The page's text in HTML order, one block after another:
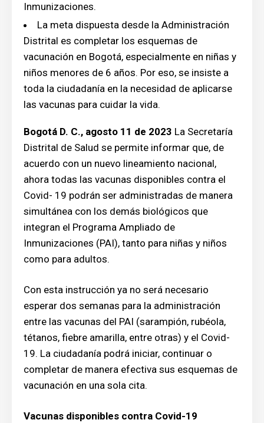
Inmunizaciones.
La meta dispuesta desde la Administración
Distrital es completar los esquemas de
vacunación en Bogotá, especialmente en niñas y
niños menores de 6 años. Por eso, se insiste a
toda la ciudadanía en la necesidad de aplicarse
las vacunas para cuidar la vida.
Bogotá D. C., agosto 11 de 2023 La Secretaría
Distrital de Salud se permite informar que, de
acuerdo con un nuevo lineamiento nacional,
ahora todas las vacunas disponibles contra el
Covid- 19 podrán ser administradas de manera
simultánea con los demás biológicos que
integran el Programa Ampliado de
Inmunizaciones (PAI), tanto para niñas y niños
como para adultos.
Con esta instrucción ya no será necesario
esperar dos semanas para la administración
entre las vacunas del PAI (sarampión, rubéola,
tétanos, fiebre amarilla, entre otras) y el Covid-
19. La ciudadanía podrá iniciar, continuar o
completar de manera efectiva sus esquemas de
vacunación en una sola cita.
Vacunas disponibles contra Covid-19